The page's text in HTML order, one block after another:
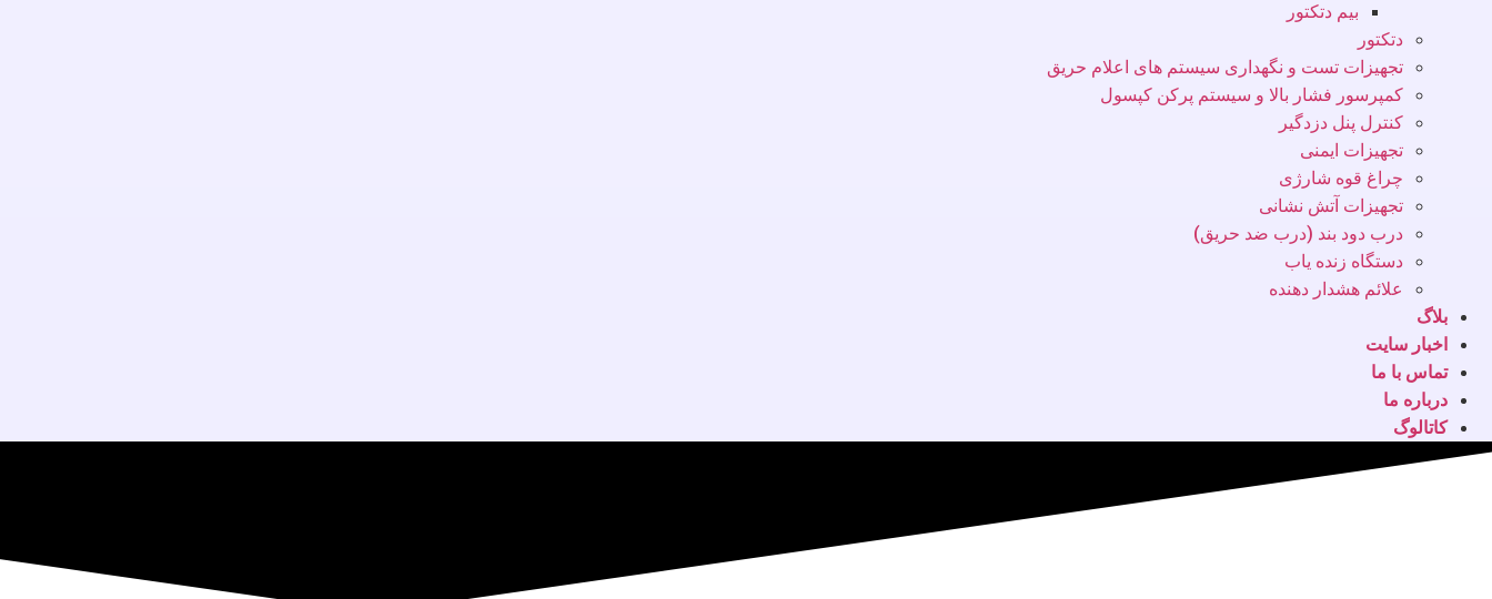
بیم دتکتور
دتکتور
تجهیزات تست و نگهداری سیستم های اعلام حریق
کمپرسور فشار بالا و سیستم پرکن کپسول
کنترل پنل دزدگیر
تجهیزات ایمنی
چراغ قوه شارژی
تجهیزات آتش نشانی
درب دود بند (درب ضد حریق)
دستگاه زنده یاب
علائم هشدار دهنده
بلاگ
اخبار سایت
تماس با ما
درباره ما
کاتالوگ